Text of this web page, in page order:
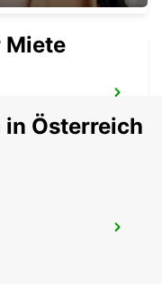
Miete
in Österreich